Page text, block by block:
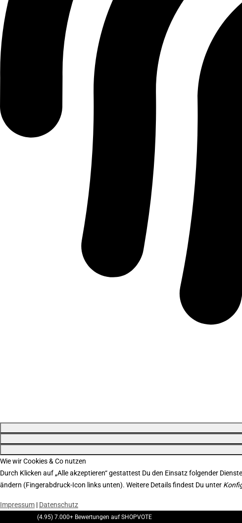
Wie wir Cookies & Co nutzen
Durch Klicken auf „Alle akzeptieren“ gestattest Du den Einsatz folgender
ändern (Fingerabdruck-Icon links unten). Weitere Details findest Du unter
Impressum | Datenschutz
(4.95) 7.000+ Bewertungen auf SHOPVOTE